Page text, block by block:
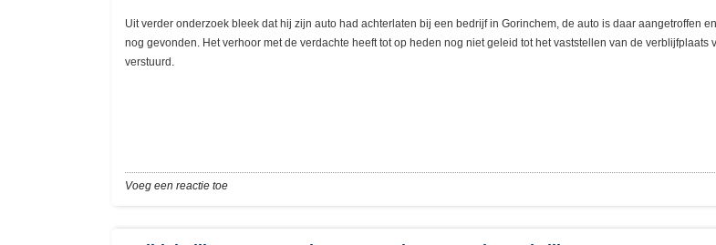
Uit verder onderzoek bleek dat hij zijn auto had achterlaten bij een bedrijf in Gorinchem, de auto is daar aangetroffen
nog gevonden. Het verhoor met de verdachte heeft tot op heden nog niet geleid tot het vaststellen van de verblijfplaats
verstuurd.
Voeg een reactie toe